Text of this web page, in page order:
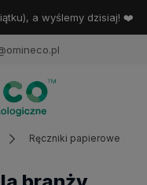
a wyślemy dzisiaj! ❤️
Ręczniki papierowe